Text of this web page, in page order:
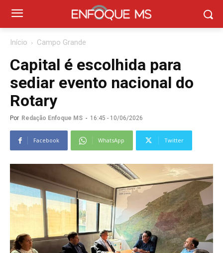
Início Campo Grande
Capital é escolhida para
sediar evento nacional do
Rotary
Por Redação Enfoque MS - 16:45 - 10/06/2026
Facebook WhatsApp Twitter